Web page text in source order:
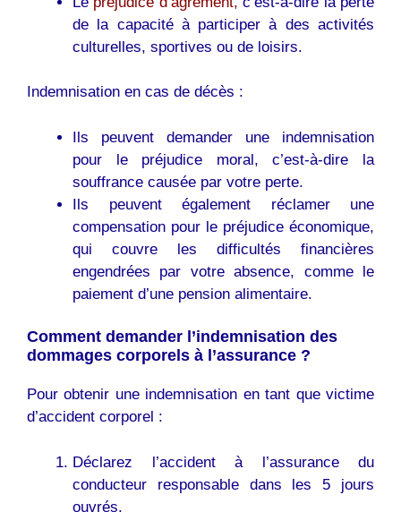
de la capacité à participer à des activités
culturelles, sportives ou de loisirs.
Indemnisation en cas de décès :
Ils peuvent demander une indemnisation
pour le préjudice moral, c’est-à-dire la
souffrance causée par votre perte.
Ils peuvent également réclamer une
compensation pour le préjudice économique,
qui couvre les difficultés financières
engendrées par votre absence, comme le
paiement d’une pension alimentaire.
Comment demander l’indemnisation des
dommages corporels à l’assurance ?
Pour obtenir une indemnisation en tant que victime
d’accident corporel :
Déclarez l’accident à l’assurance du
conducteur responsable dans les 5 jours
ouvrés.